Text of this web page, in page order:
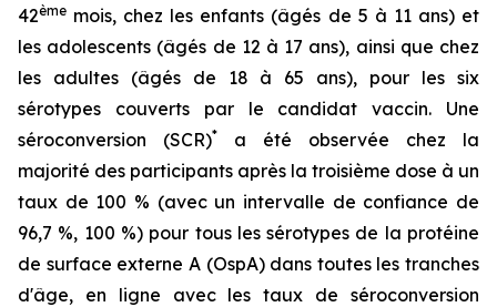
42ème mois, chez les enfants (âgés de 5 à 11 ans) et
les adolescents (âgés de 12 à 17 ans), ainsi que chez
les adultes (âgés de 18 à 65 ans), pour les six
sérotypes couverts par le candidat vaccin. Une
séroconversion (SCR)*
a été observée chez la
majorité des participants après la troisième dose à un
taux de 100 % (avec un intervalle de confiance de
96,7 %, 100 %) pour tous les sérotypes de la protéine
de surface externe A (OspA) dans toutes les tranches
d'âge, en ligne avec les taux de séroconversion